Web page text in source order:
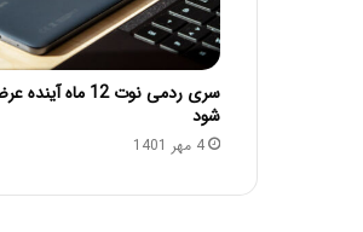
سری ردمی نوت 12 ماه
شود
4 مهر 1401